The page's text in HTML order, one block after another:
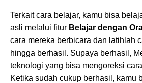
Terkait cara belajar, kamu bisa
asli melalui fitur Belajar dengan
cara mereka berbicara dan latihlah
hingga berhasil. Supaya berhasil,
teknologi yang bisa mengoreksi
Ketika sudah cukup berhasil, kamu